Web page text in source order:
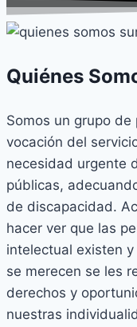
Quiénes
Somos un grupo
vocación del
necesidad urgente
públicas,
de discapacidad.
hacer ver que las
intelectual existen
se merecen se les
derechos y
nuestras